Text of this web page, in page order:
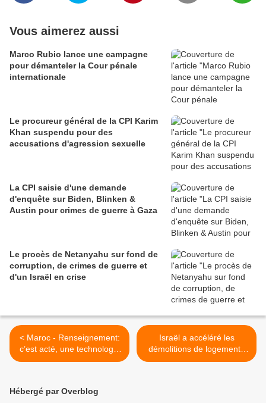
Vous aimerez aussi
Marco Rubio lance une campagne
pour démanteler la Cour pénale
internationale
Le procureur général de la CPI Karim
Khan suspendu pour des
accusations d'agression sexuelle
La CPI saisie d'une demande
d'enquête sur Biden, Blinken &
Austin pour crimes de guerre à Gaza
Le procès de Netanyahu sur fond de
corruption, de crimes de guerre et
d'un Israël en crise
< Maroc - Renseignement:
c’est acté, une technologie
israélienne remplacera les
Israël a accéléré les
démolitions de logements
en Cisjordanie sous couvert
Hébergé par Overblog